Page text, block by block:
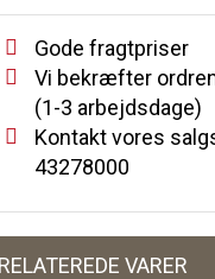
Gode fragtpriser
Vi bekræfter
(1-3 arbejdsdage)
Kontakt vores
43278000
RELATEREDE VARER